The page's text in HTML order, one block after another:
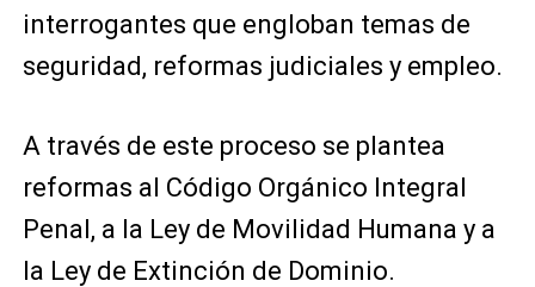
interrogantes que engloban temas de
seguridad, reformas judiciales y empleo.
A través de este proceso se plantea
reformas al Código Orgánico Integral
Penal, a la Ley de Movilidad Humana y a
la Ley de Extinción de Dominio.